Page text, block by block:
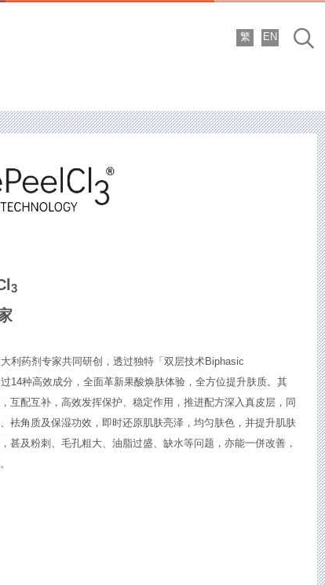
繁 EN
3
利药剂专家共同研创，透过独特「双层技术Biphasic
14种高效成分，全面革新果酸焕肤体验，全方位提升肤质。其
，互配互补，高效发挥保护、稳定作用，推进配方深入真皮层，同
袪角质及保湿功效，即时还原肌肤亮泽，均匀肤色，并提升肌肤
甚及粉刺、毛孔粗大、油脂过盛、缺水等问题，亦能一併改善，